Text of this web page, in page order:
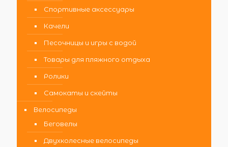
Спортивные аксессуары
Качели
Песочницы и игры с водой
Товары для пляжного отдыха
Ролики
Самокаты и скейты
Велосипеды
Беговелы
Двухколесные велосипеды